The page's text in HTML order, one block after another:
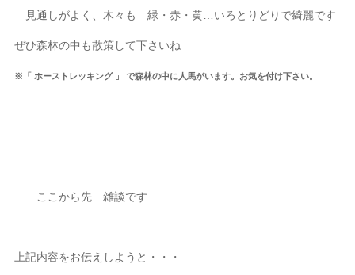
見通しがよく、木々も 緑・赤・黄…いろとりどりで綺麗です
ぜひ森林の中も散策して下さいね
※「 ホーストレッキング 」 で森林の中に人馬がいます。お気を付け下さい。
ここから先 雑談です
上記内容をお伝えしようと・・・